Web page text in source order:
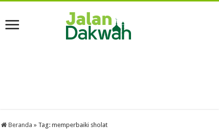
Beranda » Tag:memperbaiki sholat